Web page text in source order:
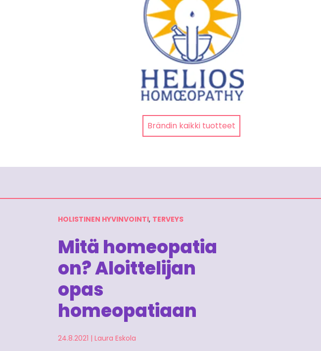
Brändin kaikki tuotteet
HOLISTINEN HYVINVOINTI, TERVEYS
Mitä homeopatia
on? Aloittelijan
opas
homeopatiaan
24.8.2021 | Laura Eskola